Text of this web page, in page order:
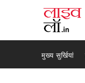
मुख्य सुर्खियां